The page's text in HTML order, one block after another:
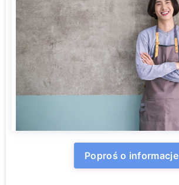
Poproś o informacje